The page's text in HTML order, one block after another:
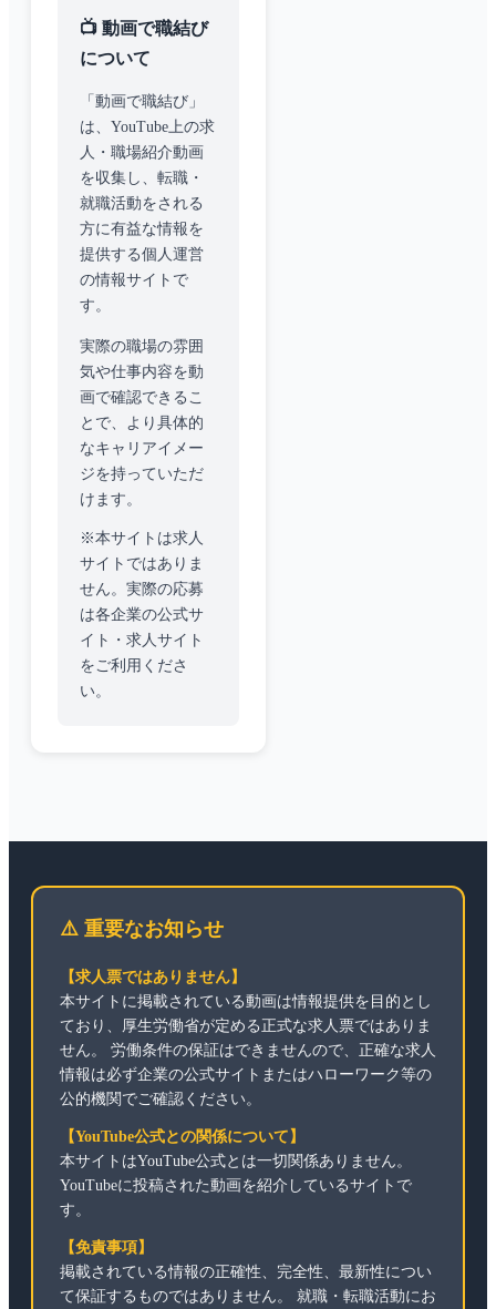
📺 動画で職結び
について
「動画で職結び」
は、YouTube上の求
人・職場紹介動画
を収集し、転職・
就職活動をされる
方に有益な情報を
提供する個人運営
の情報サイトで
す。
実際の職場の雰囲
気や仕事内容を動
画で確認できるこ
とで、より具体的
なキャリアイメー
ジを持っていただ
けます。
※本サイトは求人
サイトではありま
せん。実際の応募
は各企業の公式サ
イト・求人サイト
をご利用くださ
い。
⚠️ 重要なお知らせ
【求人票ではありません】
本サイトに掲載されている動画は情報提供を目的とし
ており、厚生労働省が定める正式な求人票ではありま
せん。 労働条件の保証はできませんので、正確な求人
情報は必ず企業の公式サイトまたはハローワーク等の
公的機関でご確認ください。
【YouTube公式との関係について】
本サイトはYouTube公式とは一切関係ありません。
YouTubeに投稿された動画を紹介しているサイトで
す。
【免責事項】
掲載されている情報の正確性、完全性、最新性につい
て保証するものではありません。 就職・転職活動にお